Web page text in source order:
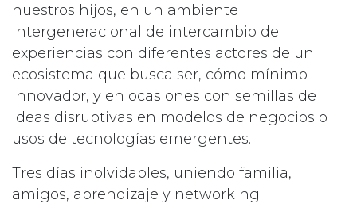
nuestros hijos, en un ambiente
intergeneracional de intercambio de
experiencias con diferentes actores de un
ecosistema que busca ser, cómo mínimo
innovador, y en ocasiones con semillas de
ideas disruptivas en modelos de negocios o
usos de tecnologías emergentes.
Tres días inolvidables, uniendo familia,
amigos, aprendizaje y networking.